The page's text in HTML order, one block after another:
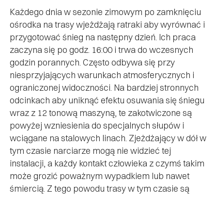
Każdego dnia w sezonie zimowym po zamknięciu
ośrodka na trasy wjeżdżają ratraki aby wyrównać i
przygotować śnieg na następny dzień. Ich praca
zaczyna się po godz. 16:00 i trwa do wczesnych
godzin porannych. Często odbywa się przy
niesprzyjających warunkach atmosferycznych i
ograniczonej widoczności. Na bardziej stronnych
odcinkach aby uniknąć efektu osuwania się śniegu
wraz z 12 tonową maszyną, te zakotwiczone są
powyżej wzniesienia do specjalnych słupów i
wciągane na stalowych linach. Zjeżdżający w dół w
tym czasie narciarze mogą nie widzieć tej
instalacji, a każdy kontakt człowieka z czymś takim
może grozić poważnym wypadkiem lub nawet
śmiercią. Z tego powodu trasy w tym czasie są